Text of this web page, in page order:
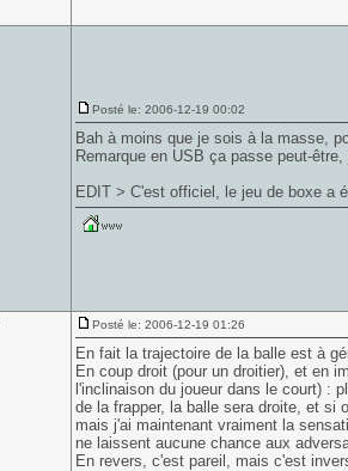
Posté le: 2006-12-19 00:02
Bah à moins que je sois à la masse,
Remarque en USB ça passe peut-
EDIT > C'est officiel, le jeu de boxe a
Posté le: 2006-12-19 01:26
En fait la trajectoire de la balle est à
En coup droit (pour un droitier), et en
l'inclinaison du joueur dans le court) :
de la frapper, la balle sera droite, et si
mais j'ai maintenant vraiment la
ne laissent aucune chance aux
En revers, c'est pareil, mais c'est